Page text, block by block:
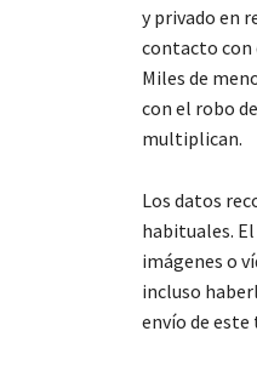
y privado en
contacto con
Miles de
con el robo
multiplican.
Los datos
habituales.
imágenes o
incluso
envío de